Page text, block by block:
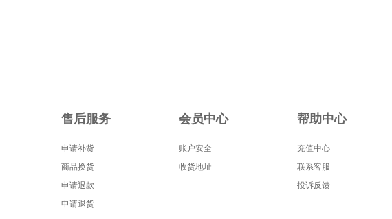
售后服务
申请补货
商品换货
申请退款
申请退货
会员中心
账户安全
收货地址
帮助中心
充值中心
联系客服
投诉反馈